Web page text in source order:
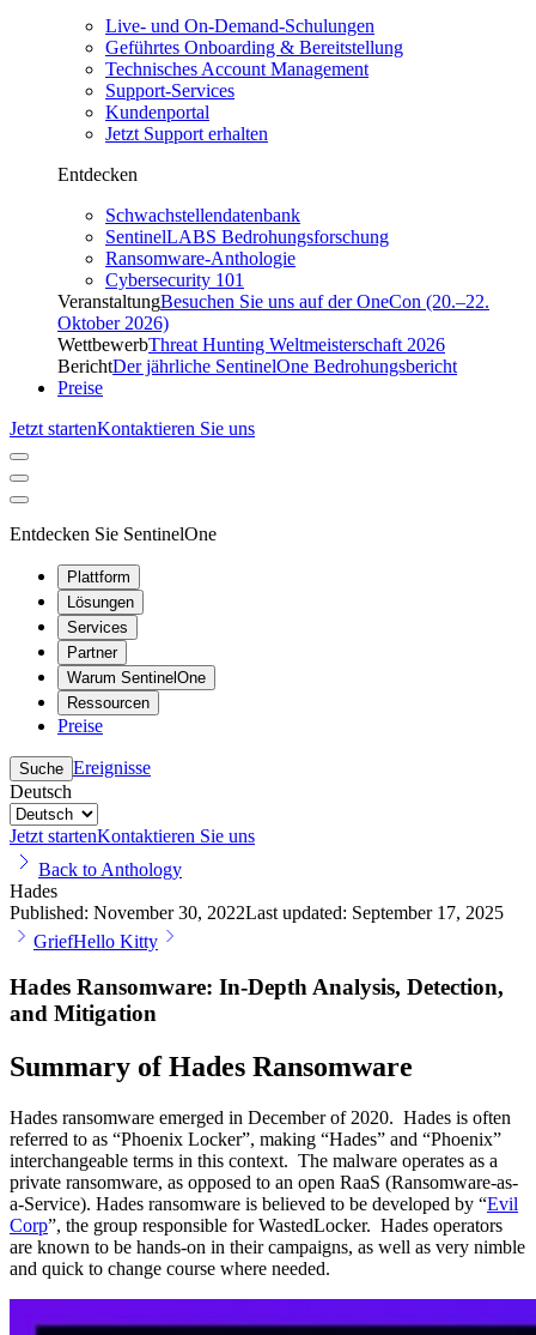
Live- und On-Demand-Schulungen
Geführtes Onboarding & Bereitstellung
Technisches Account Management
Support-Services
Kundenportal
Jetzt Support erhalten
Entdecken
Schwachstellendatenbank
SentinelLABS Bedrohungsforschung
Ransomware-Anthologie
Cybersecurity 101
VeranstaltungBesuchen Sie uns auf der OneCon (20.–22.
Oktober 2026)
WettbewerbThreat Hunting Weltmeisterschaft 2026
BerichtDer jährliche SentinelOne Bedrohungsbericht
Preise
Jetzt startenKontaktieren Sie uns
Entdecken Sie SentinelOne
Plattform
Lösungen
Services
Partner
Warum SentinelOne
Ressourcen
Preise
Suche Ereignisse
Deutsch
Jetzt startenKontaktieren Sie uns
Back to Anthology
Hades
Published: November 30, 2022Last updated: September 17, 2025
GriefHello Kitty
Hades Ransomware: In-Depth Analysis, Detection,
and Mitigation
Summary of Hades Ransomware
Hades ransomware emerged in December of 2020. Hades is often
referred to as “Phoenix Locker”, making “Hades” and “Phoenix”
interchangeable terms in this context. The malware operates as a
private ransomware, as opposed to an open RaaS (Ransomware-as-
a-Service). Hades ransomware is believed to be developed by “Evil
Corp”, the group responsible for WastedLocker. Hades operators
are known to be hands-on in their campaigns, as well as very nimble
and quick to change course where needed.